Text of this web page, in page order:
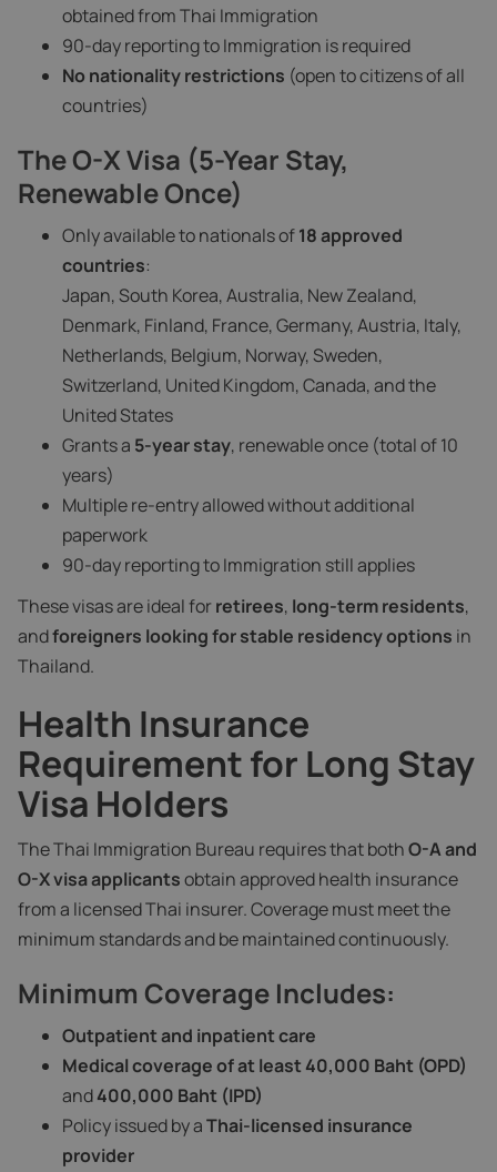
obtained from Thai Immigration
90-day reporting to Immigration is required
No nationality restrictions (open to citizens of all
countries)
The O-X Visa (5-Year Stay,
Renewable Once)
Only available to nationals of18 approved
countries:
Japan, South Korea, Australia, New Zealand,
Denmark, Finland, France, Germany, Austria, Italy,
Netherlands, Belgium, Norway, Sweden,
Switzerland, United Kingdom, Canada, and the
United States
Grants a 5-year stay, renewable once (total of 10
years)
Multiple re-entry allowed without additional
paperwork
90-day reporting to Immigration still applies
These visas are ideal forretirees, long-term residents,
andforeigners looking for stable residency options in
Thailand.
Health Insurance
Requirement for Long Stay
Visa Holders
The Thai Immigration Bureau requires that bothO-A and
O-X visa applicantsobtain approved health insurance
from a licensed Thai insurer. Coverage must meet the
minimum standards and be maintained continuously.
Minimum Coverage Includes:
Outpatient and inpatient care
Medical coverage of at least 40,000 Baht (OPD)
and400,000 Baht (IPD)
Policy issued by aThai-licensed insurance
provider